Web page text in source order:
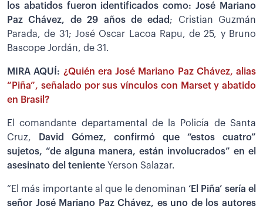
los abatidos fueron identificados como: José Mariano
Paz Chávez, de 29 años de edad ; Cristian Guzmán
Parada, de 31; José Oscar Lacoa Rapu, de 25, y Bruno
Bascope Jordán, de 31.
MIRA AQUÍ: ¿Quién era José Mariano Paz Chávez, alias
“Piña”, señalado por sus vínculos con Marset y abatido
en Brasil?
El comandante departamental de la Policía de Santa
Cruz, David Gómez, confirmó que “estos cuatro”
sujetos, “de alguna manera, están involucrados” en el
asesinato del teniente Yerson Salazar.
“El más importante al que le denominan‘El Piña’ sería el
señor José Mariano Paz Chávez, es uno de los autores